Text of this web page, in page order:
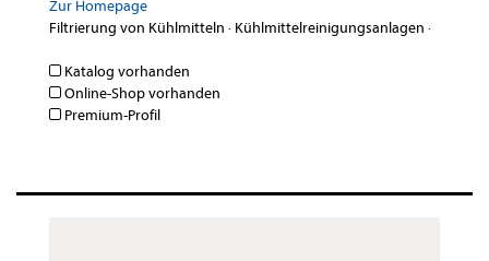
Zur Homepage
Filtrierung von Kühlmitteln · Kühlmittelreinigungsanlagen ·
Katalog vorhanden
Online-Shop vorhanden
Premium-Profil